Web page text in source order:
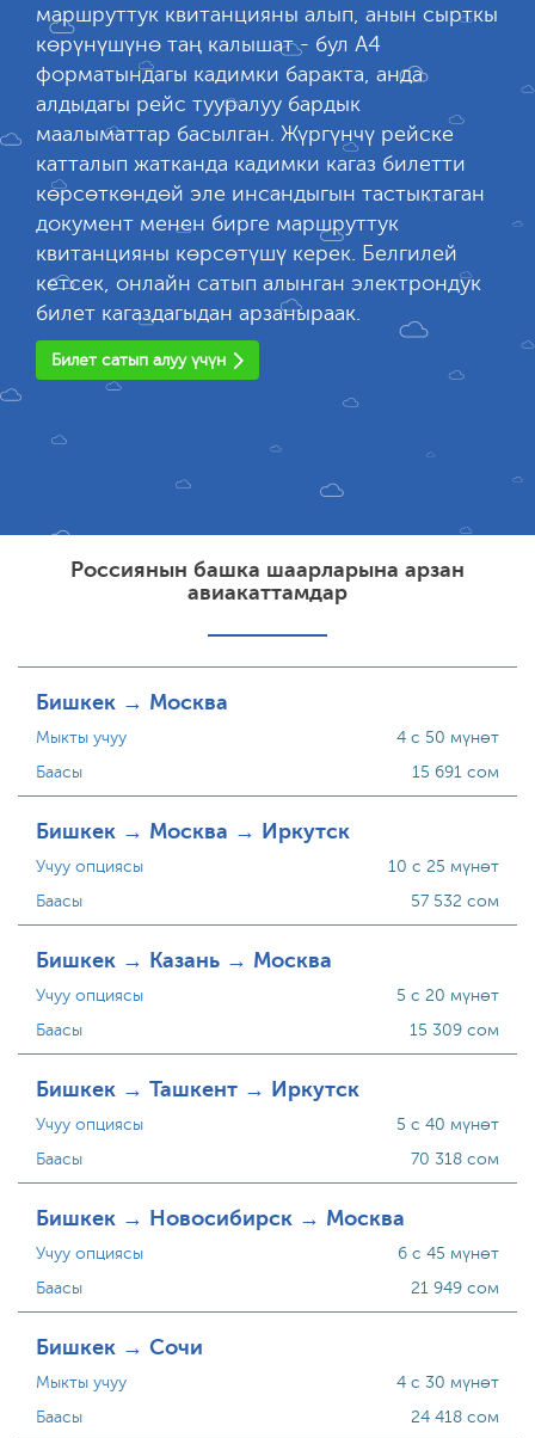
маршруттук квитанцияны алып, анын сырткы
көрүнүшүнө таң калышат - бул А4
форматындагы кадимки баракта, анда
алдыдагы рейс тууралуу бардык
маалыматтар басылган. Жүргүнчү рейске
катталып жатканда кадимки кагаз билетти
көрсөткөндөй эле инсандыгын тастыктаган
документ менен бирге маршруттук
квитанцияны көрсөтүшү керек. Белгилей
кетсек, онлайн сатып алынган электрондук
билет кагаздагыдан арзаныраак.
Билет сатып алуу үчүн
Россиянын башка шаарларына арзан
авиакаттамдар
Бишкек → Москва
Мыкты учуу
Баасы
4 с 50 мүнөт
15 691 сом
Бишкек → Москва → Иркутск
Учуу опциясы
Баасы
10 с 25 мүнөт
57 532 сом
Бишкек → Казань → Москва
Учуу опциясы
Баасы
5 с 20 мүнөт
15 309 сом
Бишкек → Ташкент → Иркутск
Учуу опциясы
Баасы
5 с 40 мүнөт
70 318 сом
Бишкек → Новосибирск → Москва
Учуу опциясы
Баасы
6 с 45 мүнөт
21 949 сом
Бишкек → Сочи
Мыкты учуу
Баасы
4 с 30 мүнөт
24 418 сом